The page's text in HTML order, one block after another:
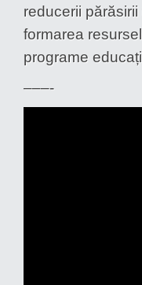
reducerii
formarea
programe
–––-